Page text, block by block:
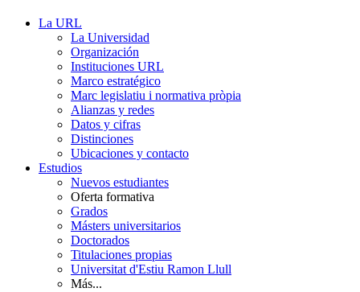
La URL
La Universidad
Organización
Instituciones URL
Marco estratégico
Marc legislatiu i normativa pròpia
Alianzas y redes
Datos y cifras
Distinciones
Ubicaciones y contacto
Estudios
Nuevos estudiantes
Oferta formativa
Grados
Másters universitarios
Doctorados
Titulaciones propias
Universitat d'Estiu Ramon Llull
Más...